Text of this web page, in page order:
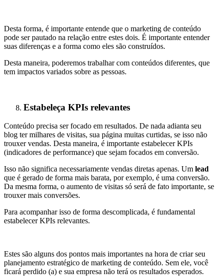
Desta forma, é importante entende que o marketing de conteúdo
pode ser pautado na relação entre estes dois. É importante entender
suas diferenças e a forma como eles são construídos.
Desta maneira, poderemos trabalhar com conteúdos diferentes, que
tem impactos variados sobre as pessoas.
Estabeleça KPIs relevantes
Conteúdo precisa ser focado em resultados. De nada adianta seu
blog ter milhares de visitas, sua página muitas curtidas, se isso não
trouxer vendas. Desta maneira, é importante estabelecer KPIs
(indicadores de performance) que sejam focados em conversão.
Isso não significa necessariamente vendas diretas apenas. Um lead
que é gerado de forma mais barata, por exemplo, é uma conversão.
Da mesma forma, o aumento de visitas só será de fato importante, se
trouxer mais conversões.
Para acompanhar isso de forma descomplicada, é fundamental
estabelecer KPIs relevantes.
Estes são alguns dos pontos mais importantes na hora de criar seu
planejamento estratégico de marketing de conteúdo. Sem ele, você
ficará perdido (a) e sua empresa não terá os resultados esperados.